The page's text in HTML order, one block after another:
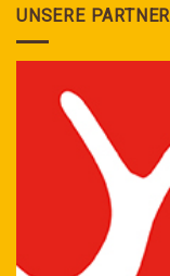
UNSERE PARTNER